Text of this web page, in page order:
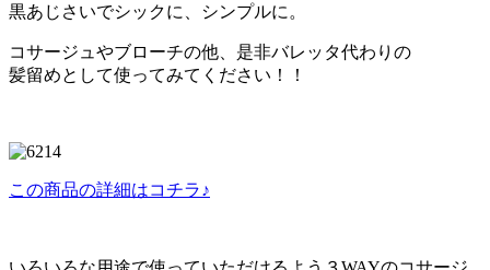
黒あじさいでシックに、シンプルに。
コサージュやブローチの他、是非バレッタ代わりの
髪留めとして使ってみてください！！
この商品の詳細はコチラ♪